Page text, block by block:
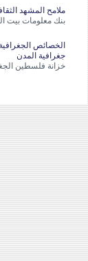
ملامح المشهد
بنك معلومات بيت
الخصائص
جغرافية المدن
خزانة فلسطين